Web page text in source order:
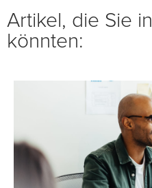
Artikel, die Sie
könnten: